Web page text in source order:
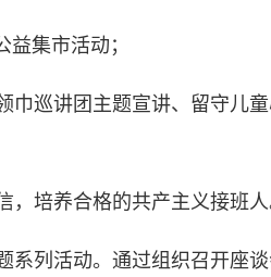
集市活动；
巡讲团主题宣讲、留守儿
培养合格的共产主义接班人
列活动。通过组织召开座谈